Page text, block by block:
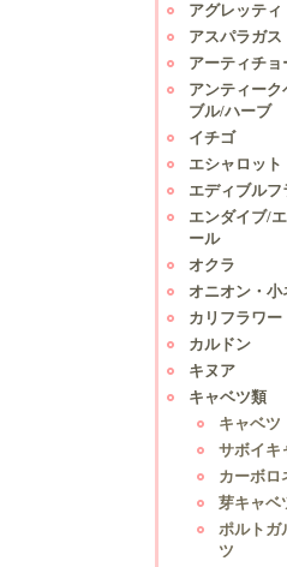
アグレッティ
アスパラガス
アーティチョ
アンティーク
ブル/ハーブ
イチゴ
エシャロット
エディブルフ
エンダイブ/
ール
オクラ
オニオン・小
カリフラワー
カルドン
キヌア
キャベツ類
キャベツ
サボイキ
カーボロ
芽キャベ
ポルトガ
ツ